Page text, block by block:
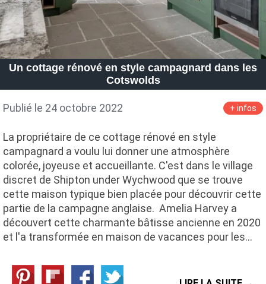
Un cottage rénové en style campagnard dans les
Cotswolds
Publié le 24 octobre 2022 + infos
La propriétaire de ce cottage rénové en style
campagnard a voulu lui donner une atmosphère
colorée, joyeuse et accueillante. C'est dans le village
discret de Shipton under Wychwood que se trouve
cette maison typique bien placée pour découvrir cette
partie de la campagne anglaise. Amelia Harvey a
découvert cette charmante bâtisse ancienne en 2020
et l'a transformée en maison de vacances pour les…